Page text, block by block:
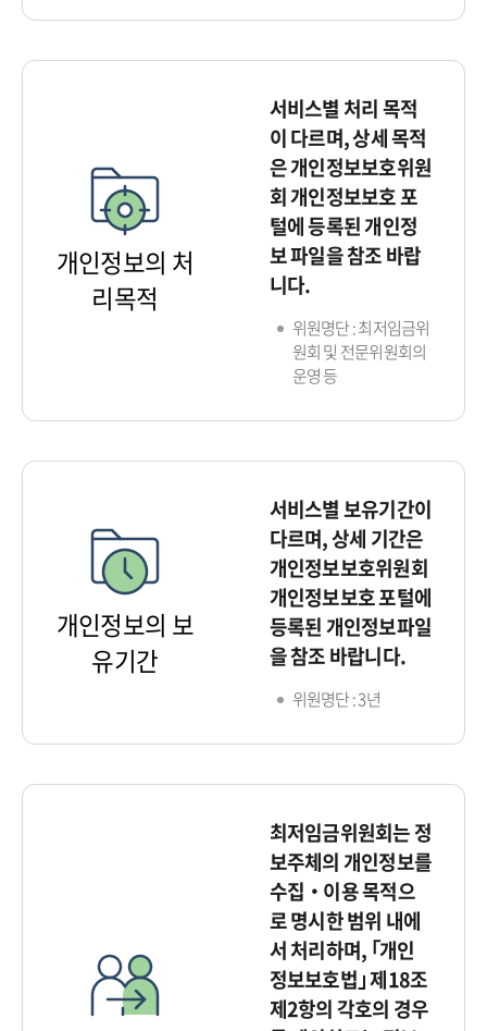
개인정보의 처
리목적
서비스별 처리 목적
이 다르며, 상세 목적
은 개인정보보호위원
회 개인정보보호 포
털에 등록된 개인정
보 파일을 참조 바랍
니다.
위원명단 : 최저임금위
원회 및 전문위원회의
운영 등
개인정보의 보
유기간
서비스별 보유기간이
다르며, 상세 기간은
개인정보보호위원회
개인정보보호 포털에
등록된 개인정보파일
을 참조 바랍니다.
위원명단 : 3년
최저임금위원회는 정
보주체의 개인정보를
수집‧이용 목적으
로 명시한 범위 내에
서 처리하며, ｢개인
정보보호법｣ 제18조
제2항의 각호의 경우